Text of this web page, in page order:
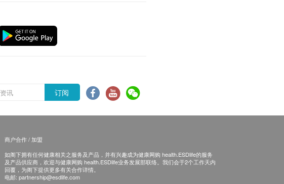
订阅
商户合作 / 加盟
如阁下拥有任何健康相关之服务及产品，并有兴趣成为健康网购 health.ESDlife的服务
及产品供应商，欢迎与健康网购 health.ESDlife业务发展部联络。我们会于2个工作天内
回覆，为阁下提供更多有关合作详情。
电邮: partnership@esdlife.com